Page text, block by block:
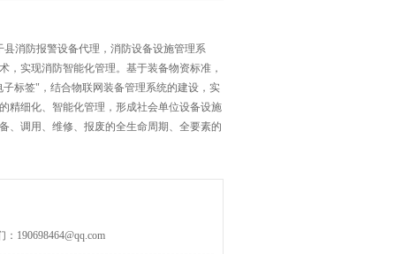
县消防报警设备代理，消防设备设施管理系
，实现消防智能化管理。基于装备物资标准，
子标签"，结合物联网装备管理系统的建设，实
精细化、智能化管理，形成社会单位设备设施
、调用、维修、报废的全生命周期、全要素的
190698464@qq.com